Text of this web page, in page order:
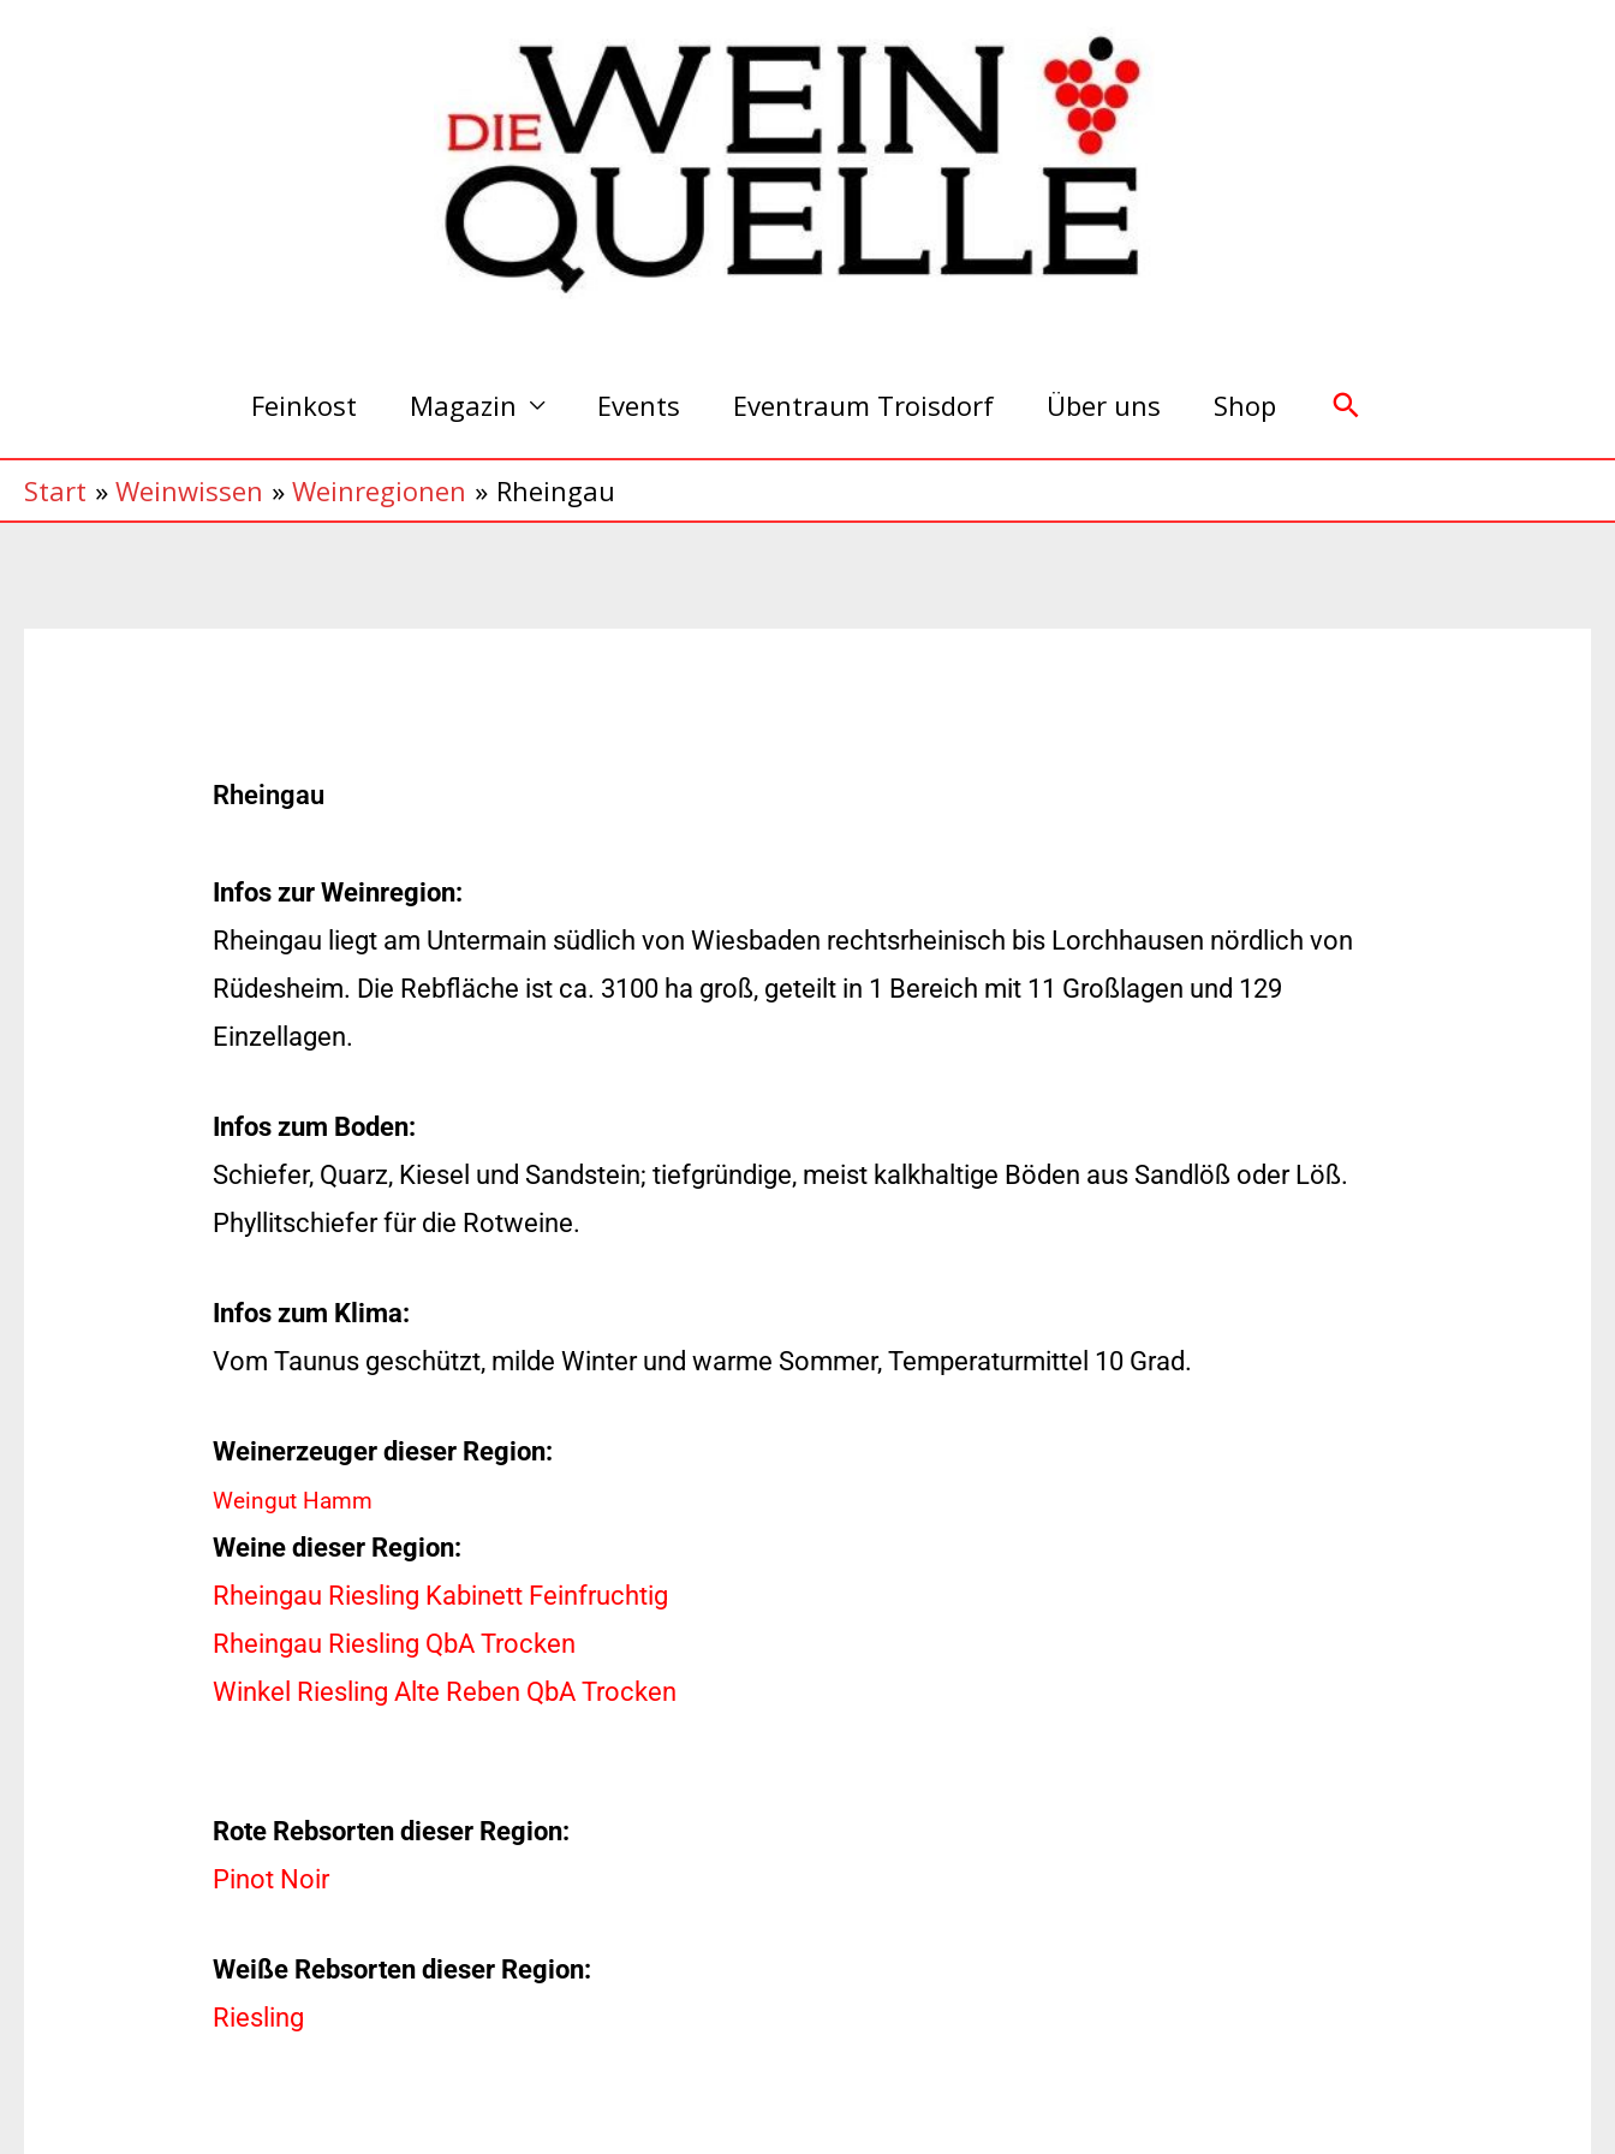
Feinkost Magazin Events Eventraum Troisdorf Über uns Shop Suchen
Start Weinwissen Weinregionen Rheingau
Rheingau
Infos zur Weinregion:
Rheingau liegt am Untermain südlich von Wiesbaden rechtsrheinisch bis Lorchhausen nördlich von
Rüdesheim. Die Rebfläche ist ca. 3100 ha groß, geteilt in 1 Bereich mit 11 Großlagen und 129
Einzellagen.
Infos zum Boden:
Schiefer, Quarz, Kiesel und Sandstein; tiefgründige, meist kalkhaltige Böden aus Sandlöß oder Löß.
Phyllitschiefer für die Rotweine.
Infos zum Klima:
Vom Taunus geschützt, milde Winter und warme Sommer, Temperaturmittel 10 Grad.
Weinerzeuger dieser Region:
Weingut Hamm
Weine dieser Region:
Rheingau Riesling Kabinett Feinfruchtig
Rheingau Riesling QbA Trocken
Winkel Riesling Alte Reben QbA Trocken
Rote Rebsorten dieser Region:
Pinot Noir
Weiße Rebsorten dieser Region:
Riesling